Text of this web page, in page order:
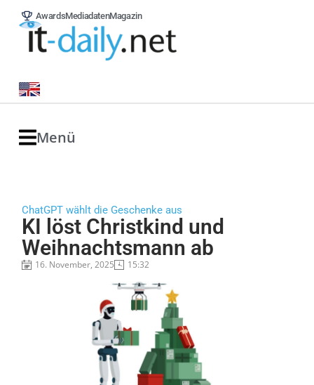
AwardsMediadatenMagazin
Menü
ChatGPT wählt die Geschenke aus
KI löst Christkind und
Weihnachtsmann ab
16. November, 2025 15:32